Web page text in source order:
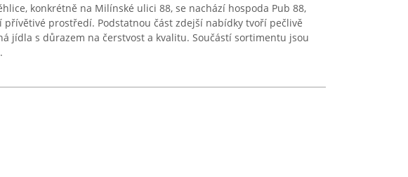
konkrétně na Milínské ulici 88, se nachází hospoda Pub 88,
přívětivé prostředí. Podstatnou část zdejší nabídky tvoří pečlivě
jídla s důrazem na čerstvost a kvalitu. Součástí sortimentu jsou